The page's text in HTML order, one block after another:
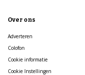
Over ons
Adverteren
Colofon
Cookie informatie
Cookie Instellingen